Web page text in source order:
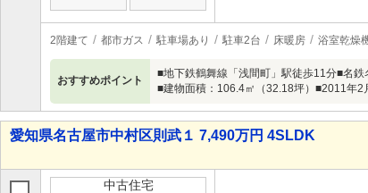
2階建て 都市ガス 駐車場あり 駐車2台 床暖房 浴室乾燥
おすすめポイント
■地下鉄鶴舞線「浅間町」駅徒歩11分■名
■建物面積：106.4㎡（32.18坪）■2011年2
愛知県名古屋市中村区則武１ 7,490万円 4SLDK
中古住宅